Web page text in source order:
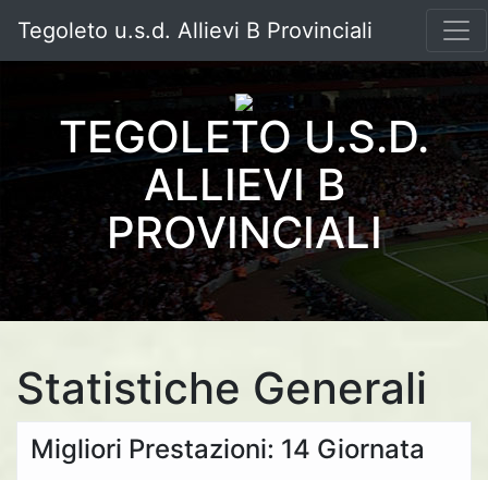
Tegoleto u.s.d. Allievi B Provinciali
TEGOLETO U.S.D.
ALLIEVI B
PROVINCIALI
Statistiche Generali
Migliori Prestazioni: 14 Giornata